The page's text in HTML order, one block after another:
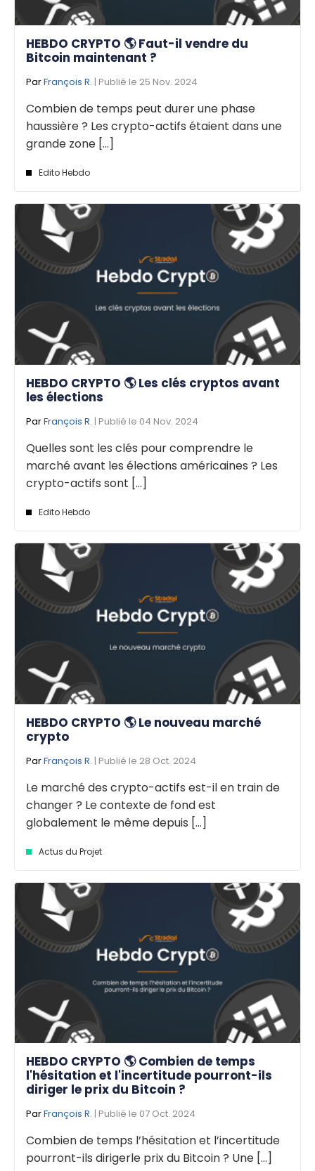
HEBDO CRYPTO 🌎 Faut-il vendre du
Bitcoin maintenant ?
ParFrançois R. | Publié le 25 Nov. 2024
Combien de temps peut durer une phase
haussière ? Les crypto-actifs étaient dans une
grande zone [...]
Edito Hebdo
HEBDO CRYPTO 🌎 Les clés cryptos avant
les élections
ParFrançois R. | Publié le 04 Nov. 2024
Quelles sont les clés pour comprendre le
marché avant les élections américaines ? Les
crypto-actifs sont [...]
Edito Hebdo
HEBDO CRYPTO 🌎 Le nouveau marché
crypto
ParFrançois R. | Publié le 28 Oct. 2024
Le marché des crypto-actifs est-il en train de
changer ? Le contexte de fond est
globalement le même depuis [...]
Actus du Projet
HEBDO CRYPTO 🌎 Combien de temps
l'hésitation et l'incertitude pourront-ils
diriger le prix du Bitcoin ?
ParFrançois R. | Publié le 07 Oct. 2024
Combien de temps l’hésitation et l’incertitude
pourront-ils dirigerle prix du Bitcoin ? Une [...]